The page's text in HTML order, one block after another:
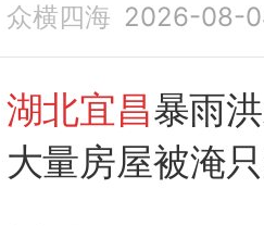
众横四海 2026-08-
湖北宜昌暴雨
大量房屋被淹